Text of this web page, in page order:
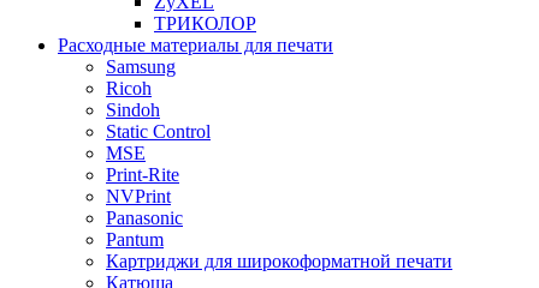
ТРИКОЛОР
Расходные материалы для печати
Samsung
Ricoh
Sindoh
Static Control
MSE
Print-Rite
NVPrint
Panasonic
Pantum
Картриджи для широкоформатной печати
Катюша